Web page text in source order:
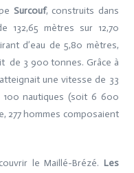
Surcouf, construits dans
132,65 mètres sur 12,70
d’eau de 5,80 mètres,
de 3 900 tonnes. Grâce à
une vitesse de 33
nautiques (soit 6 600
277 hommes composaient
le Maillé-Brézé. Les